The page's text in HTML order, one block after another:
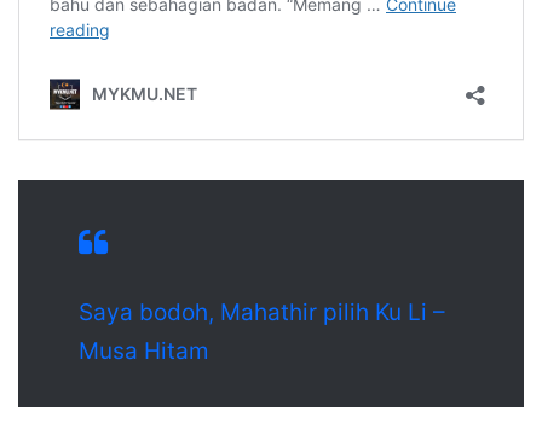
Saya bodoh, Mahathir pilih Ku Li –
Musa Hitam